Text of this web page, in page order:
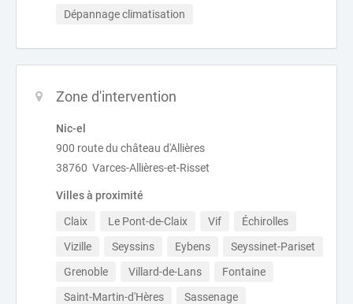
Dépannage climatisation
Zone d'intervention
Nic-el
900 route du château d'Allières
38760 Varces-Allières-et-Risset
Villes à proximité
Claix Le Pont-de-Claix Vif
Échirolles
Vizille
Seyssins Eybens
Seyssinet-Pariset
Grenoble
Villard-de-Lans
Fontaine
Saint-Martin-d'Hères
Sassenage